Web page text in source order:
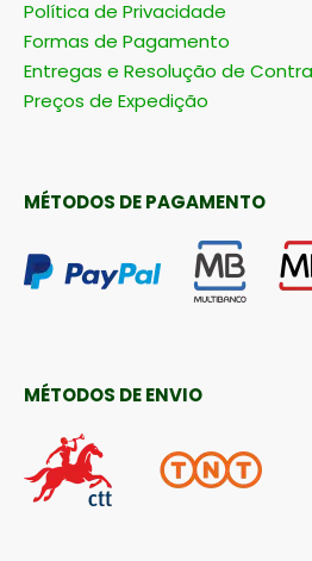
Política de Privacidade
Formas de Pagamento
Entregas e Resolução de
Preços de Expedição
MÉTODOS DE PAGAMENTO
MÉTODOS DE ENVIO